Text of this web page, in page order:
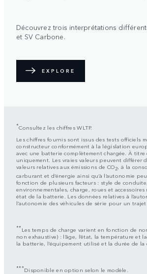
Découvrez trois interprétations
et SV Carbone.
EXPLORE
*Consultez les chiffres WLTP.
Les chiffres fournis sont issus des tests officiels
constructeur conformément à la législation
avec une batterie complètement chargée. À titre
uniquement. Les vraies valeurs peuvent différer
valeurs relatives aux émissions de CO2, à la
carburant et d’énergie ainsi qu’à l’autonomie
fonction de plusieurs facteurs : style de
environnementales, charge, roues et
état de la batterie. Les données relatives à
l’autonomie des véhicules de série pour un
**Les temps de charge varient en fonction de
non exhaustive) : l’âge, l’état, la température et
la batterie, l’équipement utilisé et la durée de la
***Disponible en option selon le modèle.